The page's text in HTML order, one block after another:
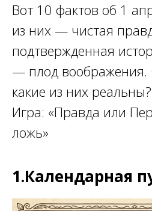
Вот 10 фактов об 1
из них — чистая
подтвержденная
— плод воображения.
какие из них реальны?
Игра: «Правда или
ложь»
1.Календарная